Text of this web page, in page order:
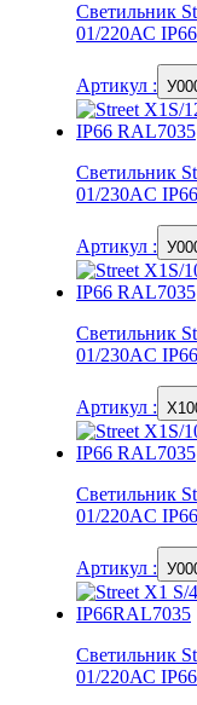
Светильник
01/220АС
Артикул :
Светильник
01/230AC
Артикул :
Светильник
01/230AC
Артикул :
Светильник
01/220AC
Артикул :
Светильник
01/220АС